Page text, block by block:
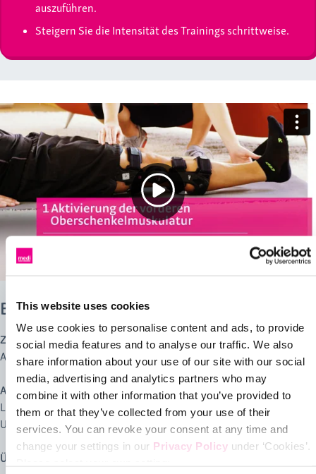
This website uses cookies
We use cookies to personalise content and ads, to provide
social media features and to analyse our traffic. We also
share information about your use of our site with our social
media, advertising and analytics partners who may
combine it with other information that you’ve provided to
them or that they’ve collected from your use of their
services. You can revoke your consent at any time and
change your settings in our Privacy Policy under ‘Cookies’.
auszuführen.
Steigern Sie die Intensität des Trainings schrittweise.
Bein strecken
Ziel
Aktivierung der vorderen Oberschenkelmuskulatur.
Ausgangsposition
Legen Sie sich auf den Rücken und stützen Sie sich auf die
Unterarme. Beide Beine liegen in gestreckter Position.
Übung